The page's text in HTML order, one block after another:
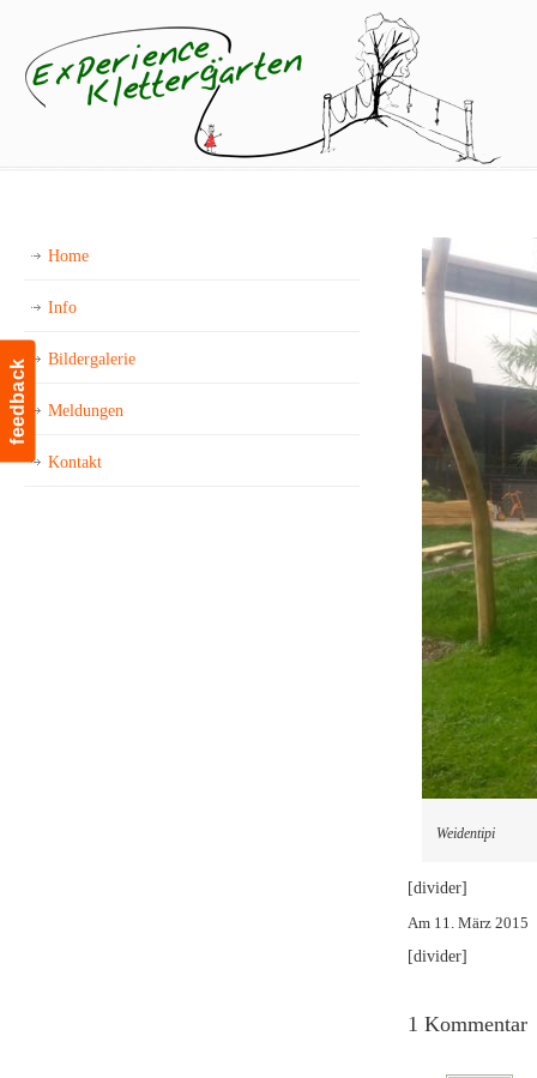
feedback
Weidentipi
[divider]
Am 11. März 2015
[divider]
1 Kommentar
Home
Info
Bildergalerie
Meldungen
Kontakt